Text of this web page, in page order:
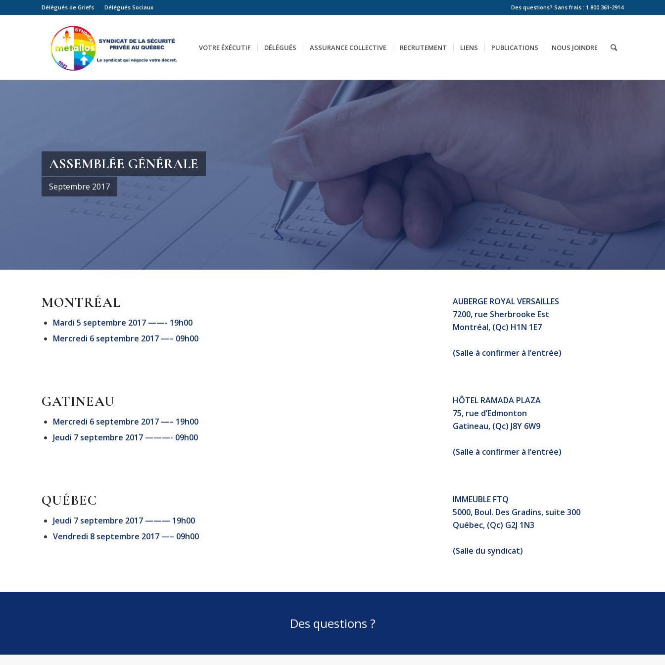
Délégués de Griefs Délégués Sociaux Des questions? Sans frais : 1 800 361-2914
VOTRE ÉXÉCUTIF DÉLÉGUÉS ASSURANCE COLLECTIVE RECRUTEMENT LIENS PUBLICATIONS NOUS JOINDRE
ASSEMBLÉE GÉNÉRALE
Septembre 2017
MONTRÉAL
Mardi 5 septembre 2017 ——- 19h00
Mercredi 6 septembre 2017 —– 09h00
AUBERGE ROYAL VERSAILLES
7200, rue Sherbrooke Est
Montréal, (Qc) H1N 1E7
(Salle à confirmer à l’entrée)
GATINEAU
Mercredi 6 septembre 2017 —– 19h00
Jeudi 7 septembre 2017 ———- 09h00
HÔTEL RAMADA PLAZA
75, rue d’Edmonton
Gatineau, (Qc) J8Y 6W9
(Salle à confirmer à l’entrée)
QUÉBEC
Jeudi 7 septembre 2017 ——— 19h00
Vendredi 8 septembre 2017 —– 09h00
IMMEUBLE FTQ
5000, Boul. Des Gradins, suite 300
Québec, (Qc) G2J 1N3
(Salle du syndicat)
Des questions ?